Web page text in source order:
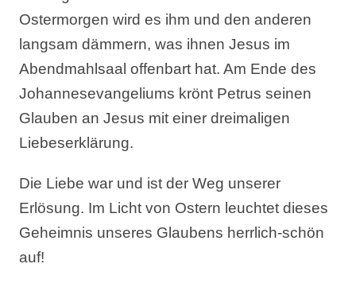
Ostermorgen wird es ihm und den anderen
langsam dämmern, was ihnen Jesus im
Abendmahlsaal offenbart hat. Am Ende des
Johannesevangeliums krönt Petrus seinen
Glauben an Jesus mit einer dreimaligen
Liebeserklärung.
Die Liebe war und ist der Weg unserer
Erlösung. Im Licht von Ostern leuchtet dieses
Geheimnis unseres Glaubens herrlich-schön
auf!